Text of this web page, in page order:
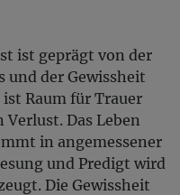
ist geprägt von der
und der Gewissheit
Raum für Trauer
Das Leben
in angemessener
und Predigt wird
Die Gewissheit